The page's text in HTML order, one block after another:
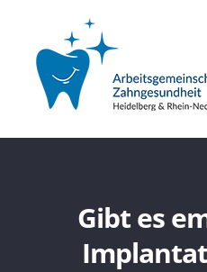
springen
Gibt es